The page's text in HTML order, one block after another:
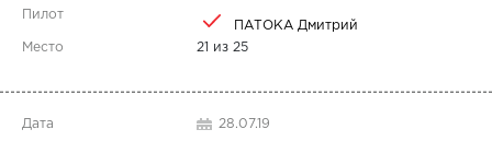
ПАТОКА Дмитрий
21 из 25
28.07.19